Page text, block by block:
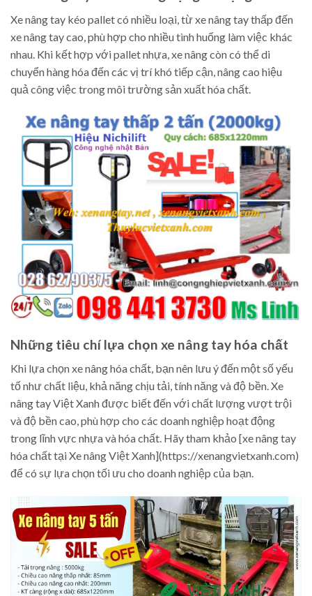
Xe nâng tay kéo pallet có nhiều loại, từ xe nâng tay thấp đến
xe nâng tay cao, phù hợp cho nhiều tình huống làm việc khác
nhau. Khi kết hợp với pallet nhựa, xe nâng còn có thể di
chuyển hàng hóa đến các vị trí khó tiếp cận, nâng cao hiệu
quả công việc trong môi trường sản xuất hóa chất.
Những tiêu chí lựa chọn xe nâng tay hóa chất
Khi lựa chọn xe nâng hóa chất, bạn nên lưu ý đến một số yếu
tố như chất liệu, khả năng chịu tải, tính năng và độ bền. Xe
nâng tay Việt Xanh được biết đến với chất lượng vượt trội
và độ bền cao, phù hợp cho các doanh nghiệp hoạt động
trong lĩnh vực nhựa và hóa chất. Hãy tham khảo [xe nâng tay
hóa chất tại Xe nâng Việt Xanh](https://xenangvietxanh.com)
để có sự lựa chọn tối ưu cho doanh nghiệp của bạn.